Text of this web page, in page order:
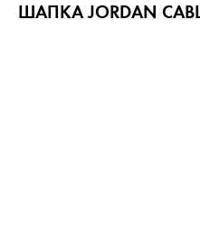
ШАПКА JORDAN